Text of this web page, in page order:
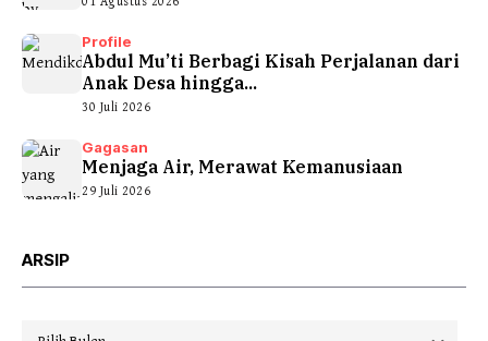
Profile
Abdul Mu’ti Berbagi Kisah Perjalanan dari
Anak Desa hingga...
30 Juli 2026
Gagasan
Menjaga Air, Merawat Kemanusiaan
29 Juli 2026
ARSIP
Arsip